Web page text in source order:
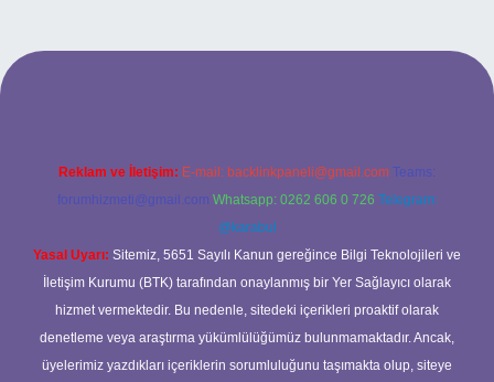
bahis sitesi
Reklam ve İletişim: E-mail: backlinkpaneli@gmail.com Teams:
forumhizmeti@gmail.com Whatsapp: 0262 606 0 726 Telegram:
@karabul
Yasal Uyarı: Sitemiz, 5651 Sayılı Kanun gereğince Bilgi Teknolojileri ve
İletişim Kurumu (BTK) tarafından onaylanmış bir Yer Sağlayıcı olarak
hizmet vermektedir. Bu nedenle, sitedeki içerikleri proaktif olarak
denetleme veya araştırma yükümlülüğümüz bulunmamaktadır. Ancak,
üyelerimiz yazdıkları içeriklerin sorumluluğunu taşımakta olup, siteye